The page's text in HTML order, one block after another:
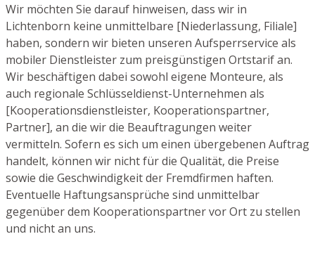
Wir möchten Sie darauf hinweisen, dass wir in
Lichtenborn keine unmittelbare [Niederlassung, Filiale]
haben, sondern wir bieten unseren Aufsperrservice als
mobiler Dienstleister zum preisgünstigen Ortstarif an.
Wir beschäftigen dabei sowohl eigene Monteure, als
auch regionale Schlüsseldienst-Unternehmen als
[Kooperationsdienstleister, Kooperationspartner,
Partner], an die wir die Beauftragungen weiter
vermitteln. Sofern es sich um einen übergebenen Auftrag
handelt, können wir nicht für die Qualität, die Preise
sowie die Geschwindigkeit der Fremdfirmen haften.
Eventuelle Haftungsansprüche sind unmittelbar
gegenüber dem Kooperationspartner vor Ort zu stellen
und nicht an uns.